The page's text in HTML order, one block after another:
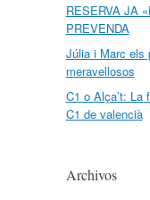
RESERVA JA
PREVENDA
Júlia i Marc els
meravellosos
C1 o Alça’t: La
C1 de valencià
Archivos